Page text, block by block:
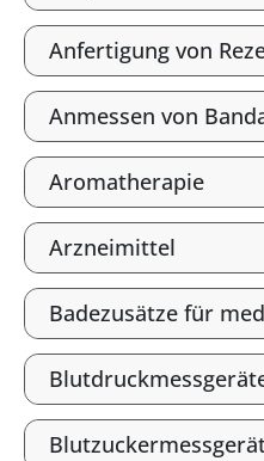
Anfertigung von
Anmessen von
Aromatherapie
Arzneimittel
Badezusätze für